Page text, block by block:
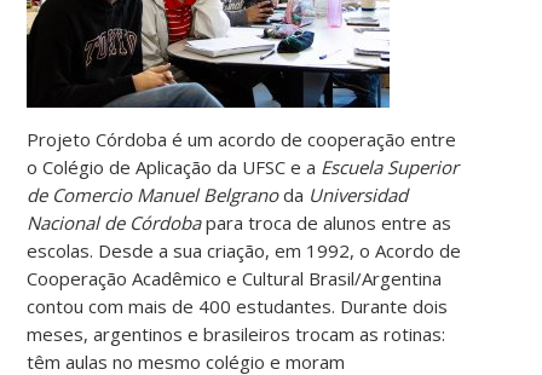
Projeto Córdoba é um acordo de cooperação entre
o Colégio de Aplicação da UFSC e a Escuela Superior
de Comercio Manuel Belgranoda Universidad
Nacional de Córdobapara troca de alunos entre as
escolas. Desde a sua criação, em 1992, o Acordo de
Cooperação Acadêmico e Cultural Brasil/Argentina
contou com mais de 400 estudantes. Durante dois
meses, argentinos e brasileiros trocam as rotinas:
têm aulas no mesmo colégio e moram